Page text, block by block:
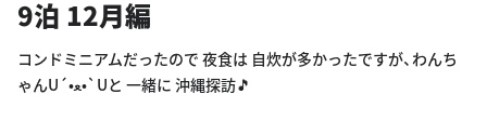
9泊 12月編
コンドミニアムだったので 夜食は 自炊が多かったですが、わんち
ゃんU´•ﻌ•`Uと 一緒に 沖縄探訪🎵